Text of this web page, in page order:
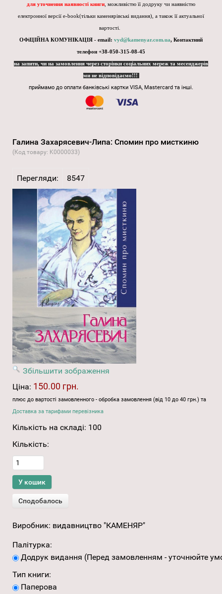
для уточнення наявності книги , можливістю її додруку чи наявністю
електронної версії e-book(тільки каменярівські видання), а також її актуальної
вартості.
ОФіЦІЙНА КОМУНІКАЦІЯ - email: vyd@kamenyar.com.ua, Контактний
телефон +38-050-315-08-45
на запити, чи на замовлення через сторінки соціальних мереж та месенджерів
ми не відповідаємо!!!
приймамо до оплати банківські картки VISA, Mastercard та інші.
Галина Захарясевич-Липа: Спомин про мисткиню
(Код товару: K0000033)
Перегляди: 8547
Збільшити зображення
Ціна: 150.00 грн.
плюс до вартості замовленного - обробка замовлення (від 10 до 40 грн.) та
Доставка за тарифами перевізника
Кількість на складі: 100
Кількість:
Виробник: видавництво "КАМЕНЯР"
Палітурка:
Додрук видання (Перед замовленням - уточнюйте
Тип книги:
Паперова